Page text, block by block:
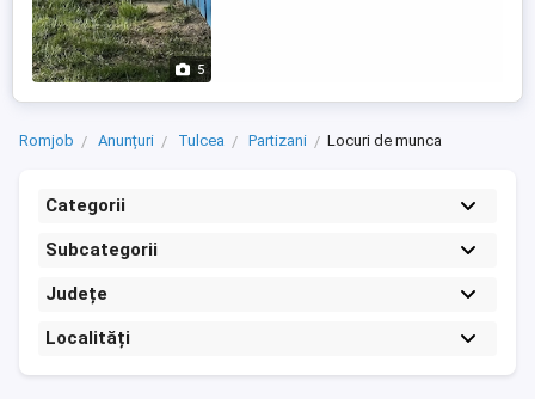
5
Romjob Anunțuri Tulcea Partizani Locuri de munca
Categorii
Subcategorii
Județe
Localități